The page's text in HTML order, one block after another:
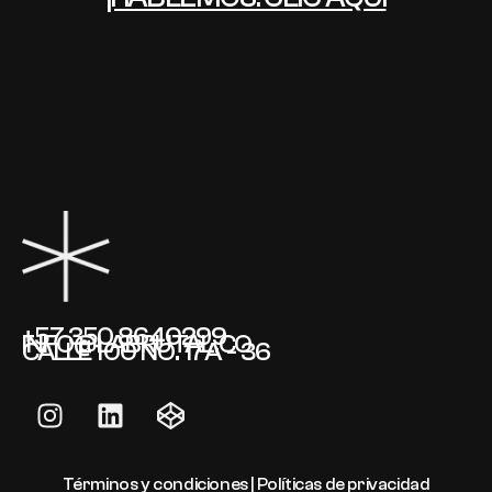
+57 350 8640299
INFO@LABRUTAL.CO
CALLE 100 NO. 17A - 36
Términos y condiciones | Políticas de privacidad